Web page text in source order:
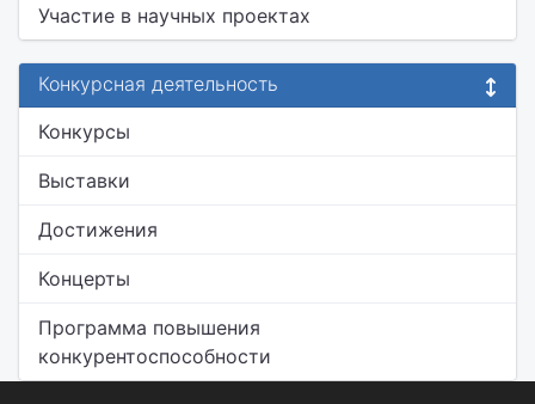
Участие в научных проектах
Конкурсная деятельность
Конкурсы
Выставки
Достижения
Концерты
Программа повышения
конкурентоспособности